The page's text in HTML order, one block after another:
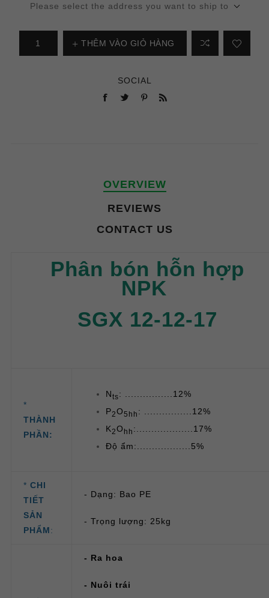
Please select the address you want to ship to
THÊM VÀO GIỎ HÀNG
SOCIAL
OVERVIEW
REVIEWS
CONTACT US
Phân bón hỗn hợp
NPK
SGX 12-12-17
*
THÀNH
PHẦN:
Nts: ................12%
P2O5hh : ................12%
K 2O hh :...................17%
Độ ẩm:..................5%
* CHI
TIẾT
SẢN
PHẨM:
- Dạng: Bao PE
- Trọng lượng: 25kg
- Ra hoa
- Nuôi trái